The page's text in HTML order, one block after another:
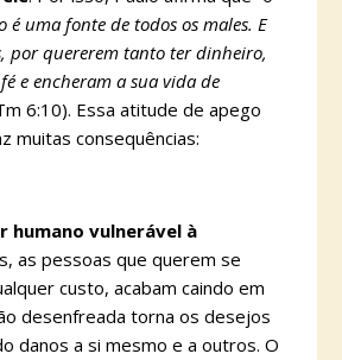
uma fonte de todos os males. E
por quererem tanto ter dinheiro,
e encheram a sua vida de
6:10). Essa atitude de apego
muitas consequências:
humano vulnerável à
as pessoas que querem se
custo, acabam caindo em
desenfreada torna os desejos
danos a si mesmo e a outros. O